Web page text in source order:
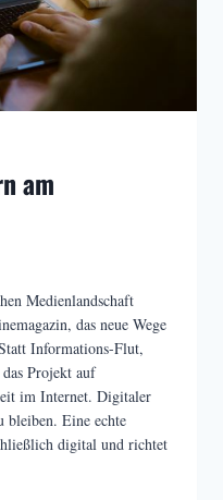
am
Medienlandschaft
das neue Wege
Informations-Flut,
Projekt auf
im Internet. Digitaler
bleiben. Eine echte
digital und richtet